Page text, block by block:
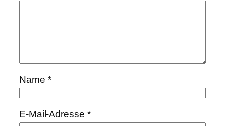
Name *
E-Mail-Adresse *